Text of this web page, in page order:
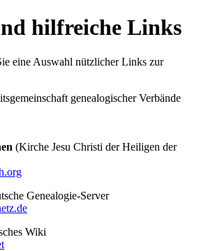
hilfreiche Links
eine Auswahl nützlicher Links zur
genealogischer Verbände
(Kirche Jesu Christi der Heiligen der
Genealogie-Server
Wiki